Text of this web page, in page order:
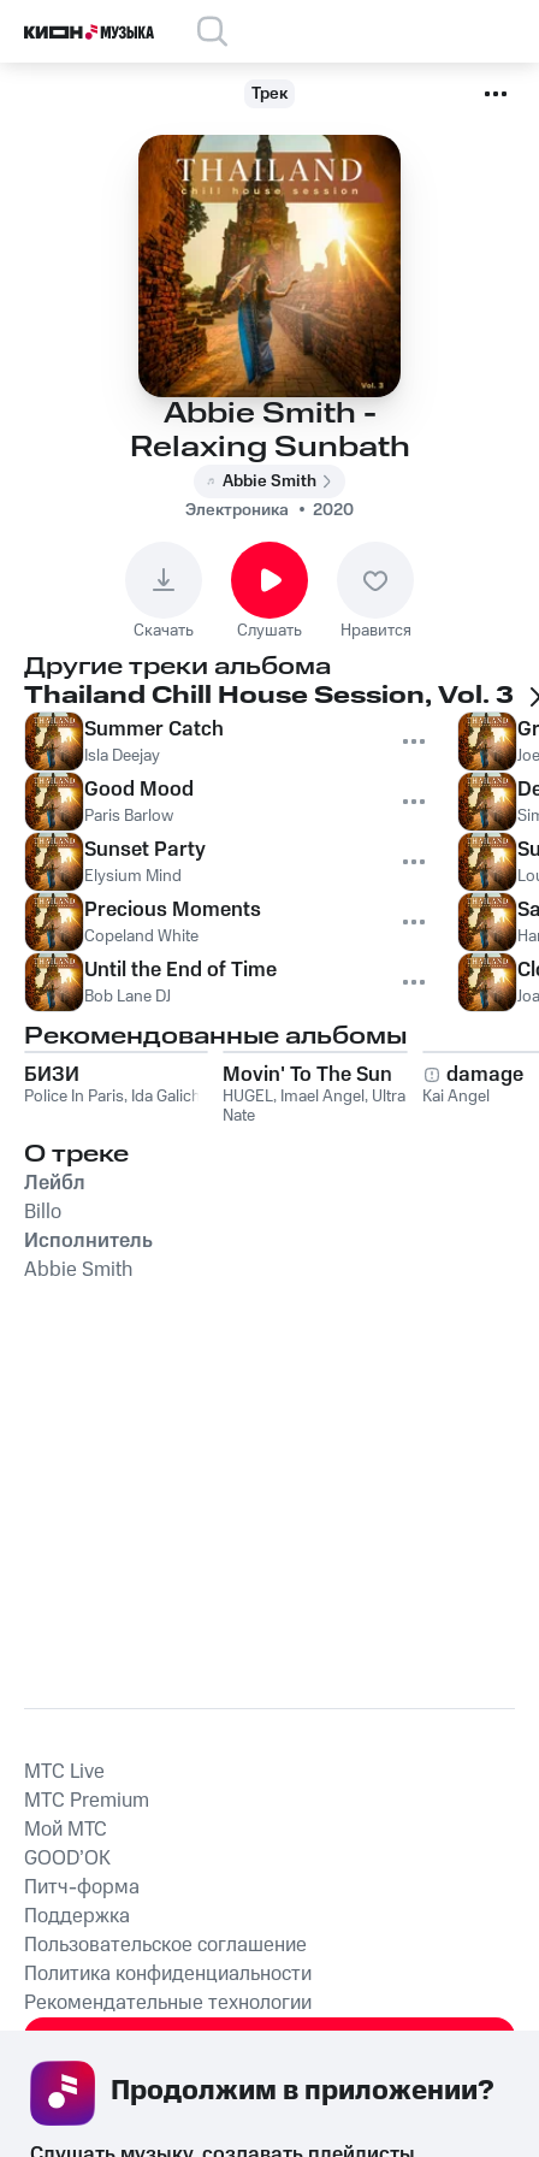
Трек
Abbie Smith -
Relaxing Sunbath
Abbie Smith
Электроника
2020
Скачать Слушать Нравится
Другие треки альбома
Thailand Chill House Session, Vol. 3
Summer Catch
Isla Deejay
Good Mood
Paris Barlow
Sunset Party
Elysium Mind
Precious Moments
Copeland White
Until the End of Time
Bob Lane DJ
Рекомендованные альбомы
БИЗИ
Police In Paris, Ida Galich
Movin' To The Sun
HUGEL, Imael Angel, Ultra
Nate
damage
Kai Angel
О треке
Лейбл
Billo
Исполнитель
Abbie Smith
MTС Live
MTС Premium
Мой МТС
GOOD’OK
Питч-форма
Поддержка
Пользовательское соглашение
Политика конфиденциальности
Рекомендательные технологии
Продолжим в приложении?